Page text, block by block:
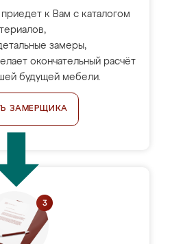
к Вам с каталогом
замеры,
окончательный расчёт
будущей мебели.
ЗАМЕРЩИКА